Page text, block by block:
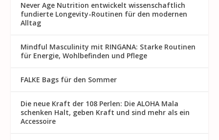
Never Age Nutrition entwickelt wissenschaftlich
fundierte Longevity-Routinen für den modernen
Alltag
Mindful Masculinity mit RINGANA: Starke Routinen
für Energie, Wohlbefinden und Pflege
FALKE Bags für den Sommer
Die neue Kraft der 108 Perlen: Die ALOHA Mala
schenken Halt, geben Kraft und sind mehr als ein
Accessoire